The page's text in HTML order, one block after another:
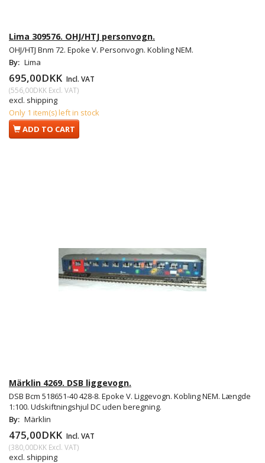
Lima 309576. OHJ/HTJ personvogn.
OHJ/HTJ Bnm 72. Epoke V. Personvogn. Kobling NEM.
By: Lima
695,00DKK Incl. VAT
(556,00DKK Excl. VAT)
excl. shipping
Only 1 item(s) left in stock
ADD TO CART
Märklin 4269. DSB liggevogn.
DSB Bcm 518651-40 428-8. Epoke V. Liggevogn. Kobling NEM. Længde
1:100. Udskiftningshjul DC uden beregning.
By: Märklin
475,00DKK Incl. VAT
(380,00DKK Excl. VAT)
excl. shipping